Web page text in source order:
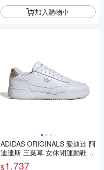
加入購物車
ADIDAS ORIGINALS 愛迪達 阿
迪達斯 三葉草 女休閒運動鞋-
白色 COURT SUPER W-IF943
$1,737